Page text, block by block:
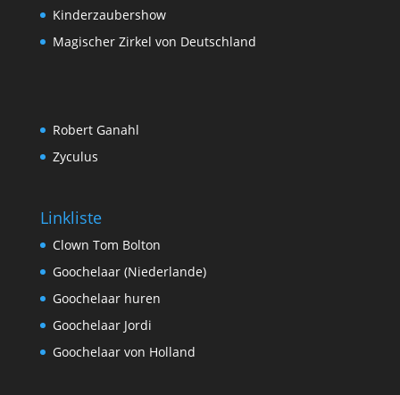
Kinderzaubershow
Magischer Zirkel von Deutschland
Robert Ganahl
Zyculus
Linkliste
Clown Tom Bolton
Goochelaar (Niederlande)
Goochelaar huren
Goochelaar Jordi
Goochelaar von Holland